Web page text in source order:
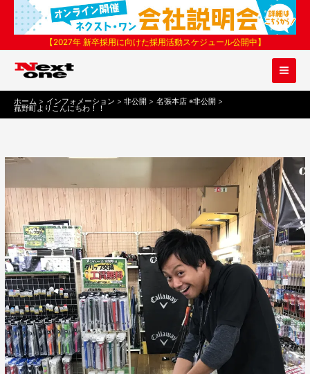
ス
【2027年 新卒採用に向けた採用活動スケジュール公開中】
ホーム インフォメーション 非公開 名張本店 ※非公開
菰野町よりこんにちわ！！